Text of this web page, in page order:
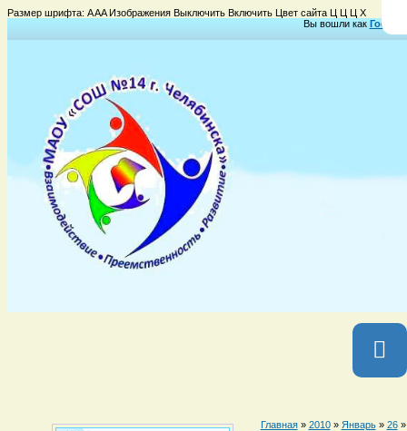
Размер шрифта: AAAИзображения Выключить Включить Цвет сайта Ц Ц Ц Х
Вы вошли как Гость
Главная» 2010 » Январь » 26»